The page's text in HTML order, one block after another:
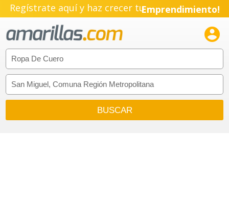
Regístrate aquí y haz crecer tuEmprendimiento!
